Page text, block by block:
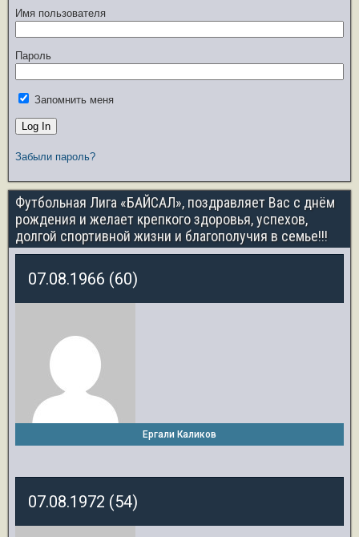
Имя пользователя
Пароль
Запомнить меня
Забыли пароль?
Футбольная Лига «БАЙСАЛ», поздравляет Вас с днём
рождения и желает крепкого здоровья, успехов,
долгой спортивной жизни и благополучия в семье!!!
07.08.1966 (60)
Ергали Каликов
07.08.1972 (54)